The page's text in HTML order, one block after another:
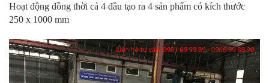
Hoạt động đồng thời cả 4 đầu tạo ra 4 sản phẩm có kích thước
250 x 1000 mm